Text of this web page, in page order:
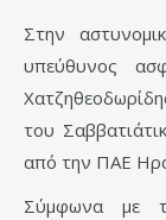
Στην
υπεύθυνος
του
από την ΠΑΕ
Σύμφωνα με